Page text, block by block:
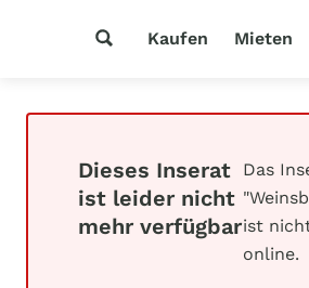
Kaufen Mieten
Dieses Inserat
ist leider nicht
mehr verfügbar
Das
ist
online.